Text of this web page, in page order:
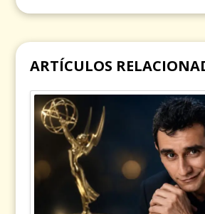
ARTÍCULOS